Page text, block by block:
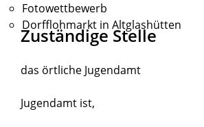
Fotowettbewerb
Dorfflohmarkt in Altglashütten
Zuständige Stelle
das örtliche Jugendamt
Jugendamt ist,